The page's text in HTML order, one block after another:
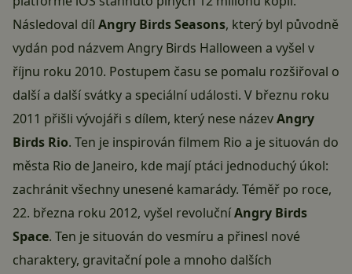
Následoval díl Angry Birds Seasons, který byl původně
vydán pod názvem Angry Birds Halloween a vyšel v
říjnu roku 2010. Postupem času se pomalu rozšiřoval o
další a další svátky a speciální události. V březnu roku
2011 přišli vývojáři s dílem, který nese názevAngry
Birds Rio. Ten je inspirován filmem Rio a je situován do
města Rio de Janeiro, kde mají ptáci jednoduchý úkol:
zachránit všechny unesené kamarády. Téměř po roce,
22. března roku 2012, vyšel revolučníAngry Birds
Space. Ten je situován do vesmíru a přinesl nové
charaktery, gravitační pole a mnoho dalších